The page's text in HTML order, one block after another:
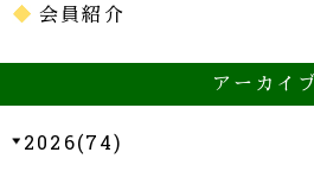
会員紹介
アーカイブ
2026(74)